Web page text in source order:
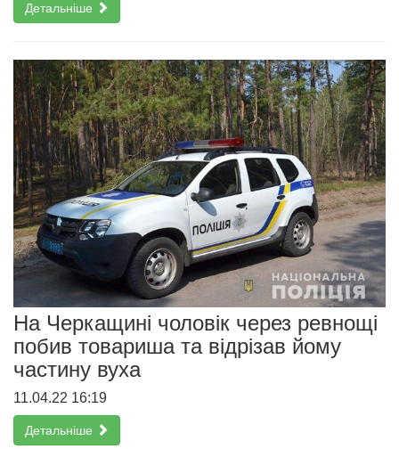
Детальніше
На Черкащині чоловік через ревнощі
побив товариша та відрізав йому
частину вуха
11.04.22 16:19
Детальніше